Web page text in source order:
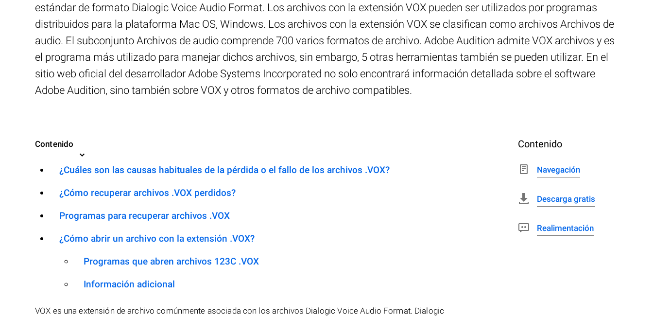
estándar de formato Dialogic Voice Audio Format. Los archivos con la extensión VOX pueden ser utilizados por programas
distribuidos para la plataforma Mac OS, Windows. Los archivos con la extensión VOX se clasifican como archivos Archivos de
audio. El subconjunto Archivos de audio comprende 700 varios formatos de archivo. Adobe Audition admite VOX archivos y es
el programa más utilizado para manejar dichos archivos, sin embargo, 5 otras herramientas también se pueden utilizar. En el
sitio web oficial del desarrollador Adobe Systems Incorporated no solo encontrará información detallada sobre el software
Adobe Audition, sino también sobre VOX y otros formatos de archivo compatibles.
Contenido
¿Cuáles son las causas habituales de la pérdida o el fallo de los archivos .VOX?
¿Cómo recuperar archivos .VOX perdidos?
Programas para recuperar archivos .VOX
¿Cómo abrir un archivo con la extensión .VOX?
Programas que abren archivos 123C .VOX
Información adicional
VOX es una extensión de archivo comúnmente asociada con los archivos Dialogic Voice Audio Format. Dialogic
Contenido
Navegación
Descarga gratis
Realimentación